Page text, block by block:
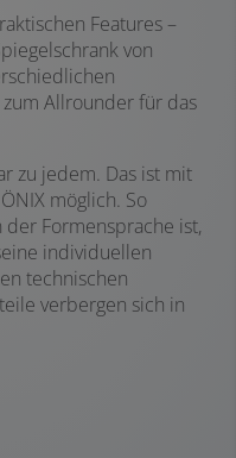
Features –
von
Allrounder für das
zu jedem. Das ist mit
möglich. So
Formensprache ist,
individuellen
technischen
verbergen sich in